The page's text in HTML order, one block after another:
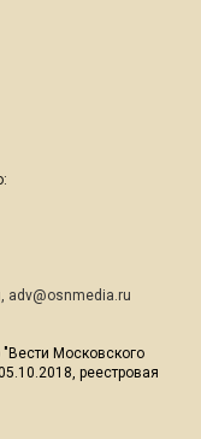
, adv@osnmedia.ru
Московского
реестровая